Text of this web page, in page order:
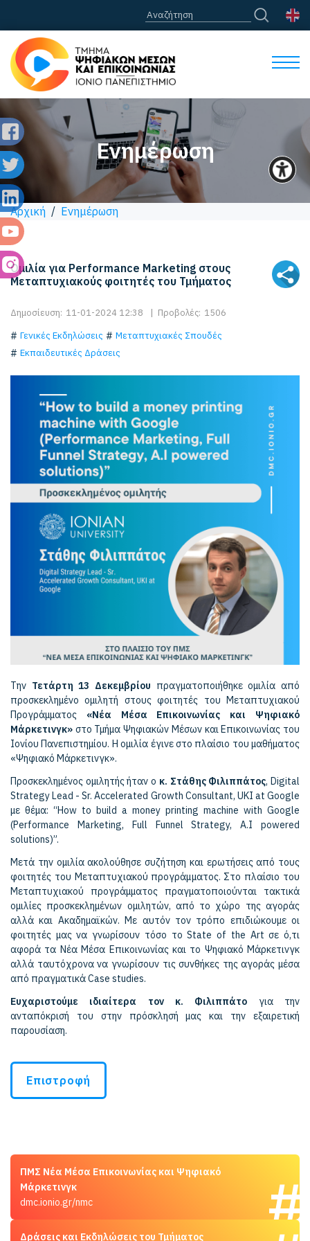
Ενημέρωση
Αρχική / Ενημέρωση
Ομιλία για Performance Marketing στους
Μεταπτυχιακούς φοιτητές του Τμήματος
Δημοσίευση: 11-01-2024 12:38 | Προβολές: 1506
Γενικές Εκδηλώσεις
Μεταπτυχιακές Σπουδές
Εκπαιδευτικές Δράσεις
Την Τετάρτη 13 Δεκεμβρίου πραγματοποιήθηκε ομιλία από
προσκεκλημένο ομιλητή στους φοιτητές του Μεταπτυχιακού
Προγράμματος «Νέα Μέσα Επικοινωνίας και Ψηφιακό
Μάρκετινγκ» στο Τμήμα Ψηφιακών Μέσων και Επικοινωνίας του
Ιονίου Πανεπιστημίου. Η ομιλία έγινε στο πλαίσιο του μαθήματος
«Ψηφιακό Μάρκετινγκ».
Προσκεκλημένος ομιλητής ήταν ο κ. Στάθης Φιλιππάτος, Digital
Strategy Lead - Sr. Accelerated Growth Consultant, UKI at Google
με θέμα: “How to build a money printing machine with Google
(Performance Marketing, Full Funnel Strategy, A.I powered
solutions)”.
Μετά την ομιλία ακολούθησε συζήτηση και ερωτήσεις από τους
φοιτητές του Μεταπτυχιακού προγράμματος. Στο πλαίσιο του
Μεταπτυχιακού προγράμματος πραγματοποιούνται τακτικά
ομιλίες προσκεκλημένων ομιλητών, από το χώρο της αγοράς
αλλά και Ακαδημαϊκών. Με αυτόν τον τρόπο επιδιώκουμε οι
φοιτητές μας να γνωρίσουν τόσο το State of the Art σε ό,τι
αφορά τα Νέα Μέσα Επικοινωνίας και το Ψηφιακό Μάρκετινγκ
αλλά ταυτόχρονα να γνωρίσουν τις συνθήκες της αγοράς μέσα
από πραγματικά Case studies.
Ευχαριστούμε ιδιαίτερα τον κ. Φιλιππάτο για την
ανταπόκρισή του στην πρόσκλησή μας και την εξαιρετική
παρουσίαση.
Επιστροφή
ΠΜΣ Νέα Μέσα Επικοινωνίας και Ψηφιακό
Μάρκετινγκ
dmc.ionio.gr/nmc
Δράσεις και Εκδηλώσεις του Τμήματος